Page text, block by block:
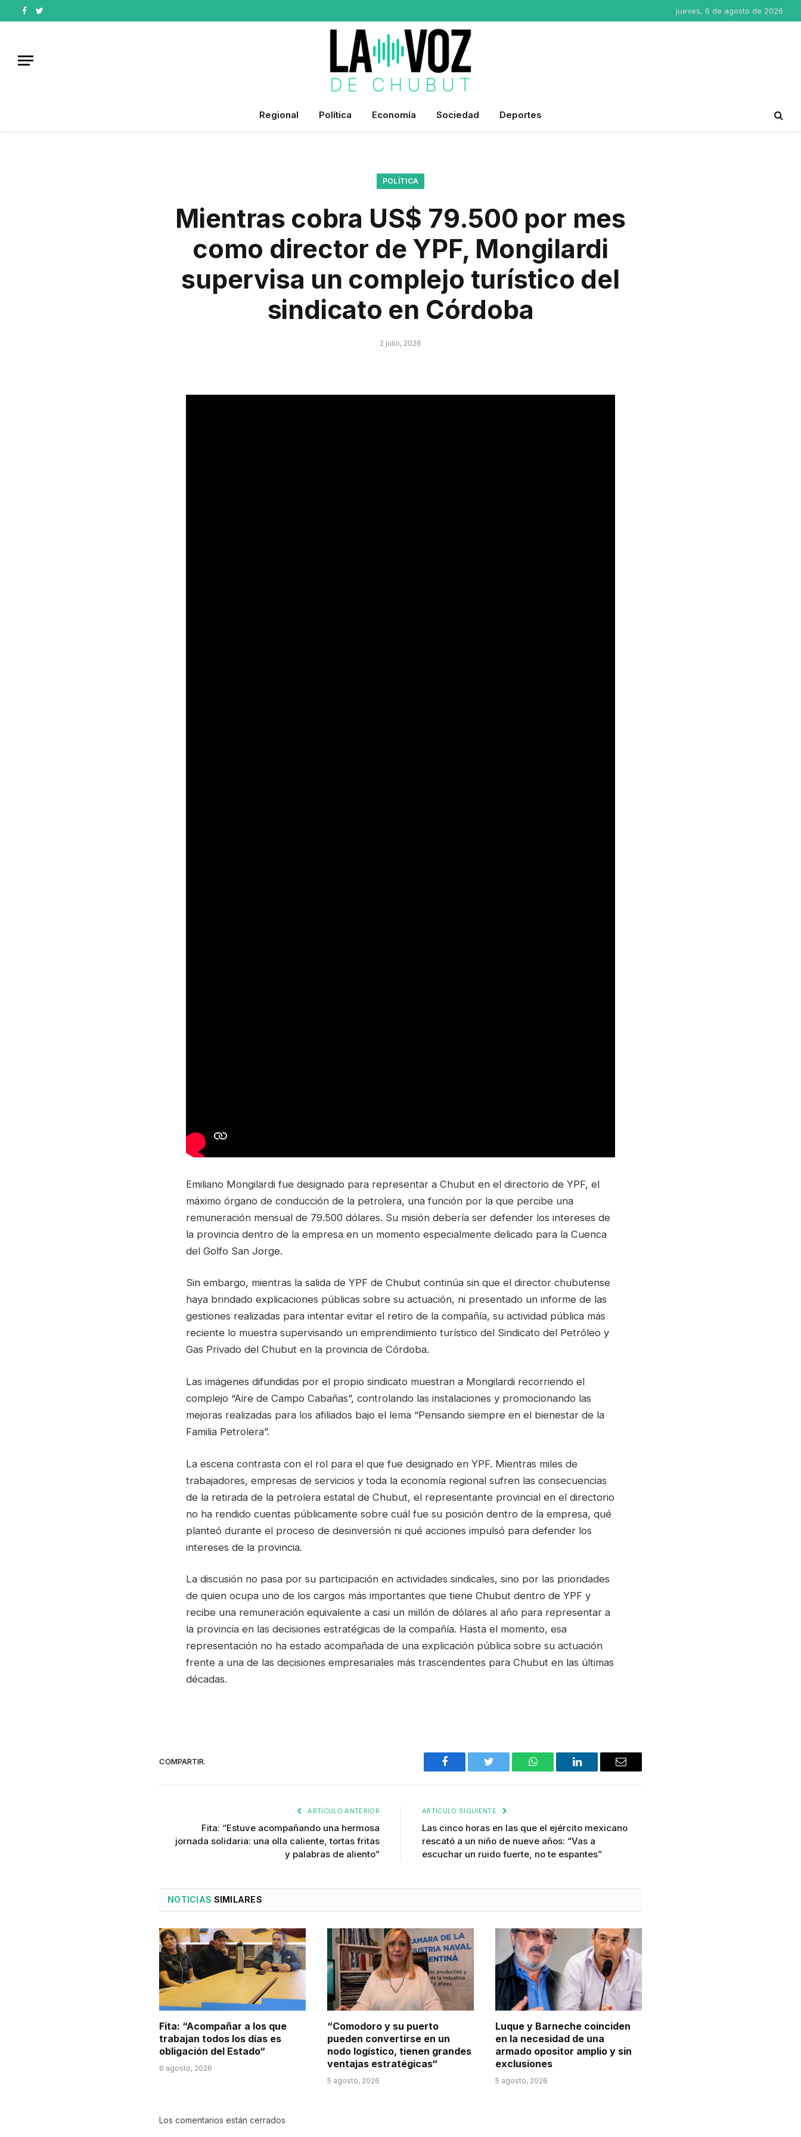
Facebook
Twitter
jueves, 6 de agosto de 2026
Regional Política Economía Sociedad Deportes
POLÍTICA
Mientras cobra US$ 79.500 por mes
como director de YPF, Mongilardi
supervisa un complejo turístico del
sindicato en Córdoba
2 julio, 2026
Emiliano Mongilardi fue designado para representar a Chubut en el directorio de YPF, el
máximo órgano de conducción de la petrolera, una función por la que percibe una
remuneración mensual de 79.500 dólares. Su misión debería ser defender los intereses de
la provincia dentro de la empresa en un momento especialmente delicado para la Cuenca
del Golfo San Jorge.
Sin embargo, mientras la salida de YPF de Chubut continúa sin que el director chubutense
haya brindado explicaciones públicas sobre su actuación, ni presentado un informe de las
gestiones realizadas para intentar evitar el retiro de la compañía, su actividad pública más
reciente lo muestra supervisando un emprendimiento turístico del Sindicato del Petróleo y
Gas Privado del Chubut en la provincia de Córdoba.
Las imágenes difundidas por el propio sindicato muestran a Mongilardi recorriendo el
complejo “Aire de Campo Cabañas”, controlando las instalaciones y promocionando las
mejoras realizadas para los afiliados bajo el lema “Pensando siempre en el bienestar de la
Familia Petrolera”.
La escena contrasta con el rol para el que fue designado en YPF. Mientras miles de
trabajadores, empresas de servicios y toda la economía regional sufren las consecuencias
de la retirada de la petrolera estatal de Chubut, el representante provincial en el directorio
no ha rendido cuentas públicamente sobre cuál fue su posición dentro de la empresa, qué
planteó durante el proceso de desinversión ni qué acciones impulsó para defender los
intereses de la provincia.
La discusión no pasa por su participación en actividades sindicales, sino por las prioridades
de quien ocupa uno de los cargos más importantes que tiene Chubut dentro de YPF y
recibe una remuneración equivalente a casi un millón de dólares al año para representar a
la provincia en las decisiones estratégicas de la compañía. Hasta el momento, esa
representación no ha estado acompañada de una explicación pública sobre su actuación
frente a una de las decisiones empresariales más trascendentes para Chubut en las últimas
décadas.
COMPARTIR.
Facebook Twitter WhatsAppLinkedIn Email
ARTÍCULO ANTERIOR
Fita: “Estuve acompañando una hermosa
jornada solidaria: una olla caliente, tortas fritas
y palabras de aliento”
ARTÍCULO SIGUIENTE
Las cinco horas en las que el ejército mexicano
rescató a un niño de nueve años: “Vas a
escuchar un ruido fuerte, no te espantes”
NOTICIAS SIMILARES
Fita: “Acompañar a los que
trabajan todos los días es
obligación del Estado“
6 agosto, 2026
“Comodoro y su puerto
pueden convertirse en un
nodo logístico, tienen grandes
ventajas estratégicas“
5 agosto, 2026
Luque y Barneche coinciden
en la necesidad de una
armado opositor amplio y sin
exclusiones
5 agosto, 2026
Los comentarios están cerrados